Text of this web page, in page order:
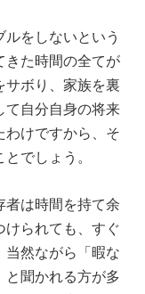
をしないという
きた時間の全てが
サボり、家族を裏
て自分自身の将来
わけですから、そ
でしょう。
者は時間を持て余
けられても、すぐ
当然ながら「暇な
と聞かれる方が多